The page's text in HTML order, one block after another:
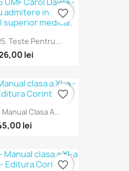
Teste Pentru...
lei
favorite_border
Clasa A...
lei
favorite_border
favorite_border